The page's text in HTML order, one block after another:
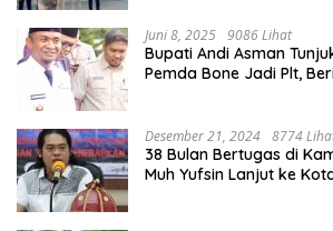
Juni 8, 2025 9086 Lihat
Bupati Andi Asman
Pemda Bone Jadi Plt,
Desember 21, 2024 8774
38 Bulan Bertugas di
Muh Yufsin Lanjut ke